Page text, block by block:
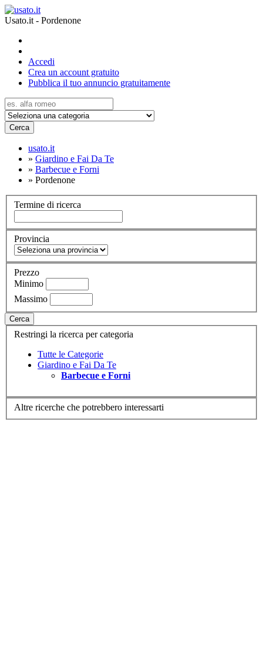
Usato.it - Pordenone
Accedi
Crea un account gratuito
Pubblica il tuo annuncio gratuitamente
Cerca
usato.it
» Giardino e Fai Da Te
» Barbecue e Forni
» Pordenone
Termine di ricerca
Provincia
Prezzo
Minimo
Massimo
Cerca
Restringi la ricerca per categoria
Tutte le Categorie
Giardino e Fai Da Te
Barbecue e Forni
Altre ricerche che potrebbero interessarti